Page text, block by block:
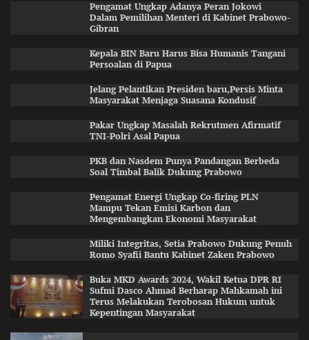
Pengamat Ungkap Adanya Peran Jokowi
Dalam Pemilihan Menteri di Kabinet Prabowo-
Gibran
Kepala BIN Baru Harus Bisa Humanis Tangani
Persoalan di Papua
Jelang Pelantikan Presiden baru,Persis Minta
Masyarakat Menjaga Suasana Kondusif
Pakar Ungkap Masalah Rekrutmen Afirmatif
TNI-Polri Asal Papua
PKB dan Nasdem Punya Pandangan Berbeda
Soal Timbal Balik Dukung Prabowo
Pengamat Energi Ungkap Co-firing PLN
Mampu Tekan Emisi Karbon dan
Mengembangkan Ekonomi Masyarakat
Miliki Integritas, Setia Prabowo Dukung Penuh
Romo Syafii Bantu Kabinet Zaken Prabowo
Buka MKD Awards 2024, Wakil Ketua DPR RI
Sufmi Dasco Ahmad Berharap Mahkamah ini
Terus Melakukan Terobosan Hukum untuk
Kepentingan Masyarakat